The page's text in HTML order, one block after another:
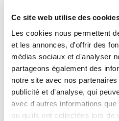
Ce site web utilise des
Les cookies nous permettent
et les annonces, d'offrir des
médias sociaux et d'analyser
partageons également des
notre site avec nos
publicité et d'analyse, qui
avec d'autres informations
ou qu'ils ont collectées lors de
INCLUS À LA
Killométrage illimité
Assurance tous risques
Carburant : plein à rendre
CONDITIONS DE